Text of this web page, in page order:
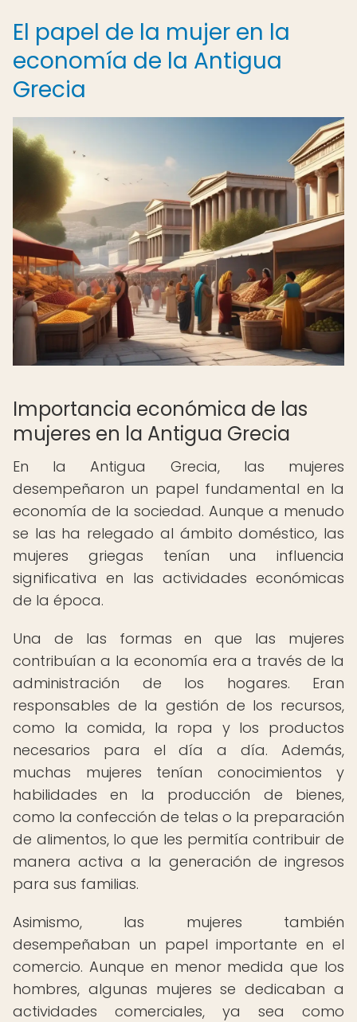
El papel de la mujer en la
economía de la Antigua
Grecia
Importancia económica de las
mujeres en la Antigua Grecia
En la Antigua Grecia, las mujeres
desempeñaron un papel fundamental en la
economía de la sociedad. Aunque a menudo
se las ha relegado al ámbito doméstico, las
mujeres griegas tenían una influencia
significativa en las actividades económicas
de la época.
Una de las formas en que las mujeres
contribuían a la economía era a través de la
administración de los hogares. Eran
responsables de la gestión de los recursos,
como la comida, la ropa y los productos
necesarios para el día a día. Además,
muchas mujeres tenían conocimientos y
habilidades en la producción de bienes,
como la confección de telas o la preparación
de alimentos, lo que les permitía contribuir de
manera activa a la generación de ingresos
para sus familias.
Asimismo, las mujeres también
desempeñaban un papel importante en el
comercio. Aunque en menor medida que los
hombres, algunas mujeres se dedicaban a
actividades comerciales, ya sea como